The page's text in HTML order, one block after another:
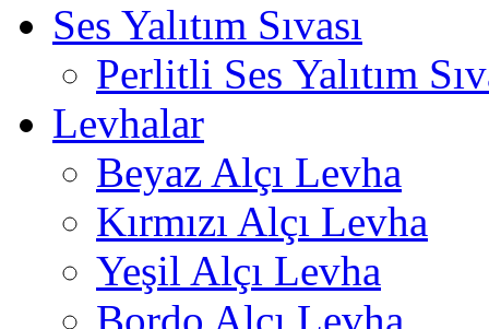
Ses Yalıtım Sıvası
Perlitli Ses Yalıtım
Levhalar
Beyaz Alçı Levha
Kırmızı Alçı Levha
Yeşil Alçı Levha